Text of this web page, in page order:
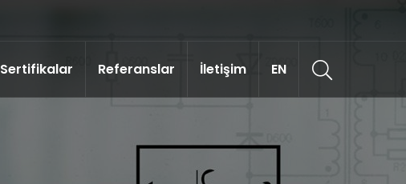
Sertifikalar Referanslar İletişim EN